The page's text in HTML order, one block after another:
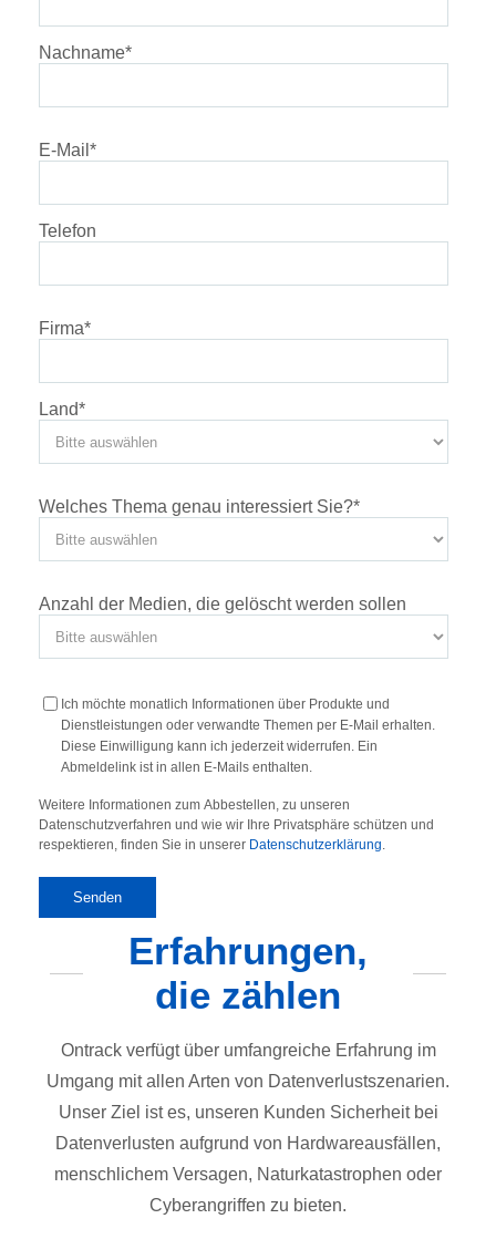
Nachname*
E-Mail *
Telefon
Firma*
Land*
Welches Thema genau interessiert Sie?*
Anzahl der Medien, die gelöscht werden sollen
Ich möchte monatlich Informationen über Produkte und
Dienstleistungen oder verwandte Themen per E-Mail erhalten.
Diese Einwilligung kann ich jederzeit widerrufen. Ein
Abmeldelink ist in allen E-Mails enthalten.
Weitere Informationen zum Abbestellen, zu unseren
Datenschutzverfahren und wie wir Ihre Privatsphäre schützen und
respektieren, finden Sie in unserer Datenschutzerklärung.
Erfahrungen,
die zählen
Ontrack verfügt über umfangreiche Erfahrung im
Umgang mit allen Arten von Datenverlustszenarien.
Unser Ziel ist es, unseren Kunden Sicherheit bei
Datenverlusten aufgrund von Hardwareausfällen,
menschlichem Versagen, Naturkatastrophen oder
Cyberangriffen zu bieten.